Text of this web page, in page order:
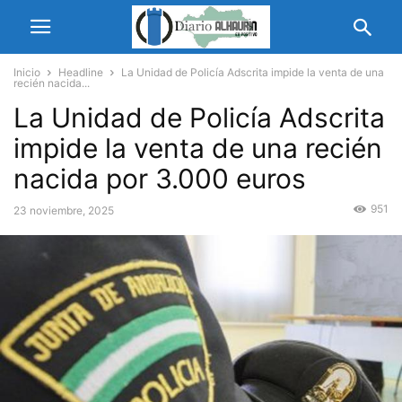
Inicio Headline
La Unidad de Policía Adscrita impide la venta de una
recién nacida...
La Unidad de Policía Adscrita
impide la venta de una recién
nacida por 3.000 euros
23 noviembre, 2025 951